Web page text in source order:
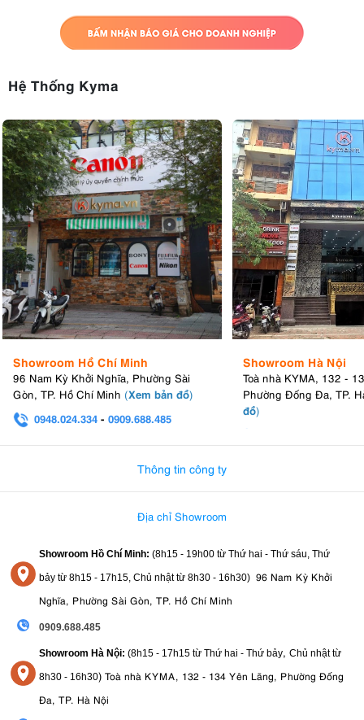
Hệ Thống Kyma
Showroom Hồ Chí Minh
96 Nam Kỳ Khởi Nghĩa, Phường Sài
Gòn, TP. Hồ Chí Minh (Xem bản đồ)
0948.024.334 - 0909.688.485
Showroom Hà Nội
Toà nhà KYMA, 132 -
Phường Đống Đa, TP.
đồ)
Thông tin công ty
Địa chỉ Showroom
Showroom Hồ Chí Minh: (8h15 - 19h00 từ Thứ hai - Thứ sáu, Thứ
bảy từ 8h15 - 17h15, Chủ nhật từ 8h30 - 16h30) 96 Nam Kỳ Khởi
Nghĩa, Phường Sài Gòn, TP. Hồ Chí Minh
0909.688.485
Showroom Hà Nội: (8h15 - 17h15 từ Thứ hai - Thứ bảy, Chủ nhật từ
8h30 - 16h30) Toà nhà KYMA, 132 - 134 Yên Lãng, Phường Đống
Đa, TP. Hà Nội